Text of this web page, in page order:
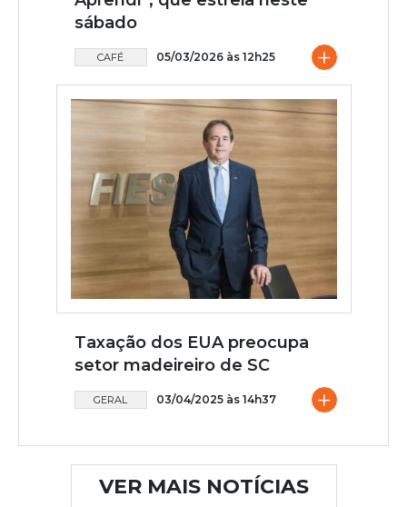
sábado
CAFÉ 05/03/2026 às 12h25 +
Taxação dos EUA preocupa
setor madeireiro de SC
GERAL 03/04/2025 às 14h37 +
VER MAIS NOTÍCIAS